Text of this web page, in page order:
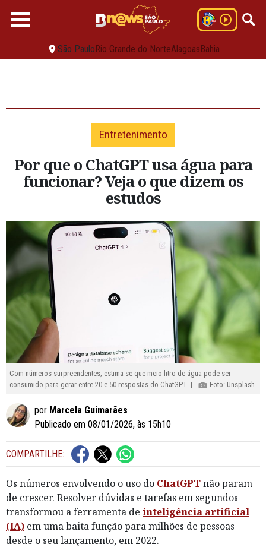
São PauloRio Grande do NorteAlagoasBahia
Entretenimento
Por que o ChatGPT usa água para
funcionar? Veja o que dizem os
estudos
Com números surpreendentes, estima-se que meio litro de água pode ser
consumido para gerar entre 20 e 50 respostas do ChatGPT |
Foto: Unsplash
por Marcela Guimarães
Publicado em 08/01/2026, às 15h10
COMPARTILHE:
Os números envolvendo o uso do ChatGPTnão param
de crescer. Resolver dúvidas e tarefas em segundos
transformou a ferramenta de inteligência artificial
(IA) em uma baita função para milhões de pessoas
desde o seu lançamento, em 2022.